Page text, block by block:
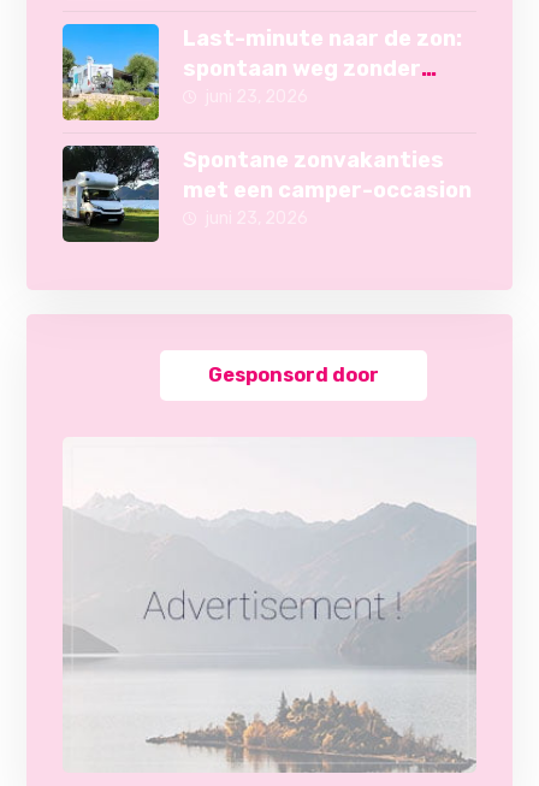
Last-minute naar de zon:
spontaan weg zonder
Spontane zonvakanties
met een camper-occasion
Gesponsord door